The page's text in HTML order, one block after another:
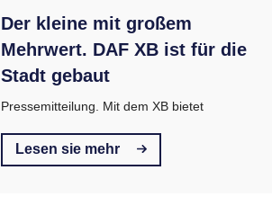
Der kleine mit großem
Mehrwert. DAF XB ist für die
Stadt gebaut
Pressemitteilung. Mit dem XB bietet
Lesen sie mehr